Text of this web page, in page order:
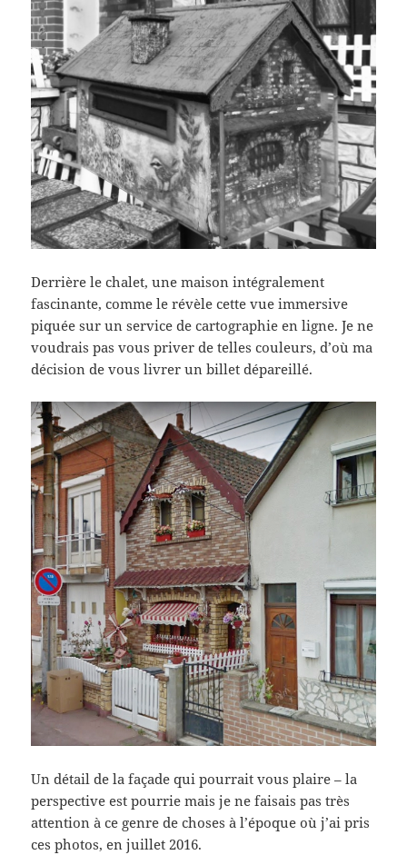
Derrière le chalet, une maison intégralement
fascinante, comme le révèle cette vue immersive
piquée sur un service de cartographie en ligne. Je ne
voudrais pas vous priver de telles couleurs, d’où ma
décision de vous livrer un billet dépareillé.
Un détail de la façade qui pourrait vous plaire – la
perspective est pourrie mais je ne faisais pas très
attention à ce genre de choses à l’époque où j’ai pris
ces photos, en juillet 2016.